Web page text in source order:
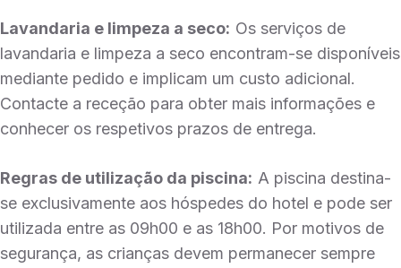
Lavandaria e limpeza a seco: Os serviços de
lavandaria e limpeza a seco encontram-se disponíveis
mediante pedido e implicam um custo adicional.
Contacte a receção para obter mais informações e
conhecer os respetivos prazos de entrega.
Regras de utilização da piscina: A piscina destina-
se exclusivamente aos hóspedes do hotel e pode ser
utilizada entre as 09h00 e as 18h00. Por motivos de
segurança, as crianças devem permanecer sempre